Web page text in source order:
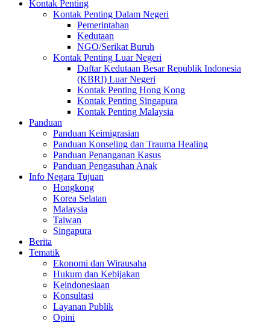
Kontak Penting
Kontak Penting Dalam Negeri
Pemerintahan
Kedutaan
NGO/Serikat Buruh
Kontak Penting Luar Negeri
Daftar Kedutaan Besar Republik Indonesia
(KBRI) Luar Negeri
Kontak Penting Hong Kong
Kontak Penting Singapura
Kontak Penting Malaysia
Panduan
Panduan Keimigrasian
Panduan Konseling dan Trauma Healing
Panduan Penanganan Kasus
Panduan Pengasuhan Anak
Info Negara Tujuan
Hongkong
Korea Selatan
Malaysia
Taiwan
Singapura
Berita
Tematik
Ekonomi dan Wirausaha
Hukum dan Kebijakan
Keindonesiaan
Konsultasi
Layanan Publik
Opini